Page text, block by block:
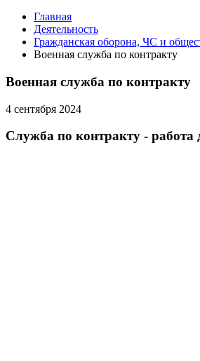
Главная
Деятельность
Гражданская оборона, ЧС и
Военная служба по контракту
Военная служба по контракту
4 сентября 2024
Служба по контракту - работа